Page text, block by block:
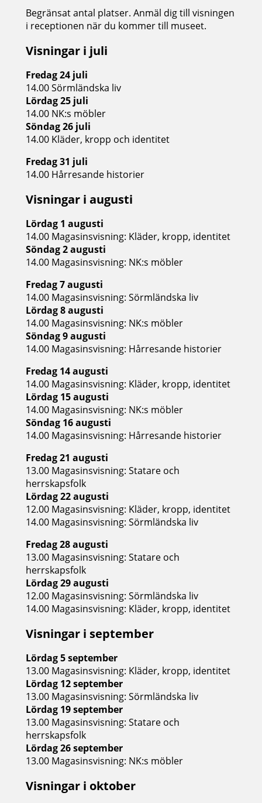
Begränsat antal platser. Anmäl dig till visningen
i receptionen när du kommer till museet.
Visningar i juli
Fredag 24 juli
14.00 Sörmländska liv
Lördag 25 juli
14.00 NK:s möbler
Söndag 26 juli
14.00 Kläder, kropp och identitet
Fredag 31 juli
14.00 Hårresande historier
Visningar i augusti
Lördag 1 augusti
14.00 Magasinsvisning: Kläder, kropp, identitet
Söndag 2 augusti
14.00 Magasinsvisning: NK:s möbler
Fredag 7 augusti
14.00 Magasinsvisning: Sörmländska liv
Lördag 8 augusti
14.00 Magasinsvisning: NK:s möbler
Söndag 9 augusti
14.00 Magasinsvisning: Hårresande historier
Fredag 14 augusti
14.00 Magasinsvisning: Kläder, kropp, identitet
Lördag 15 augusti
14.00 Magasinsvisning: NK:s möbler
Söndag 16 augusti
14.00 Magasinsvisning: Hårresande historier
Fredag 21 augusti
13.00 Magasinsvisning: Statare och
herrskapsfolk
Lördag 22 augusti
12.00 Magasinsvisning: Kläder, kropp, identitet
14.00 Magasinsvisning: Sörmländska liv
Fredag 28 augusti
13.00 Magasinsvisning: Statare och
herrskapsfolk
Lördag 29 augusti
12.00 Magasinsvisning: Sörmländska liv
14.00 Magasinsvisning: Kläder, kropp, identitet
Visningar i september
Lördag 5 september
13.00 Magasinsvisning: Kläder, kropp, identitet
Lördag 12 september
13.00 Magasinsvisning: Sörmländska liv
Lördag 19 september
13.00 Magasinsvisning: Statare och
herrskapsfolk
Lördag 26 september
13.00 Magasinsvisning: NK:s möbler
Visningar i oktober